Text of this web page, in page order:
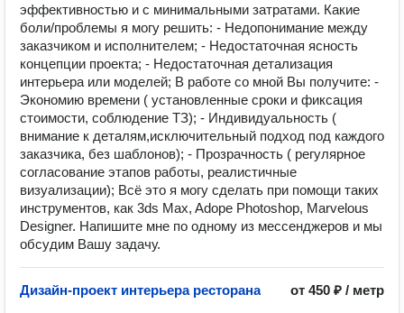
эффективностью и с минимальными затратами. Какие
боли/проблемы я могу решить: - Недопонимание между
заказчиком и исполнителем; - Недостаточная ясность
концепции проекта; - Недостаточная детализация
интерьера или моделей; В работе со мной Вы получите: -
Экономию времени ( установленные сроки и фиксация
стоимости, соблюдение ТЗ); - Индивидуальность (
внимание к деталям,исключительный подход под каждого
заказчика, без шаблонов); - Прозрачность ( регулярное
согласование этапов работы, реалистичные
визуализации); Всё это я могу сделать при помощи таких
инструментов, как 3ds Max, Adope Photoshop, Marvelous
Designer. Напишите мне по одному из мессенджеров и мы
обсудим Вашу задачу.
Дизайн-проект интерьера ресторана от 450 ₽ / метр